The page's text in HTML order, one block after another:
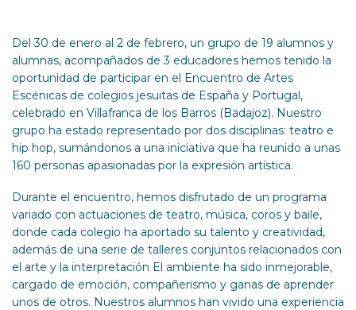
Del 30 de enero al 2 de febrero, un grupo de 19 alumnos y
alumnas, acompañados de 3 educadores hemos tenido la
oportunidad de participar en el Encuentro de Artes
Escénicas de colegios jesuitas de España y Portugal,
celebrado en Villafranca de los Barros (Badajoz). Nuestro
grupo ha estado representado por dos disciplinas: teatro e
hip hop, sumándonos a una iniciativa que ha reunido a unas
160 personas apasionadas por la expresión artística.
Durante el encuentro, hemos disfrutado de un programa
variado con actuaciones de teatro, música, coros y baile,
donde cada colegio ha aportado su talento y creatividad,
además de una serie de talleres conjuntos relacionados con
el arte y la interpretación El ambiente ha sido inmejorable,
cargado de emoción, compañerismo y ganas de aprender
unos de otros. Nuestros alumnos han vivido una experiencia